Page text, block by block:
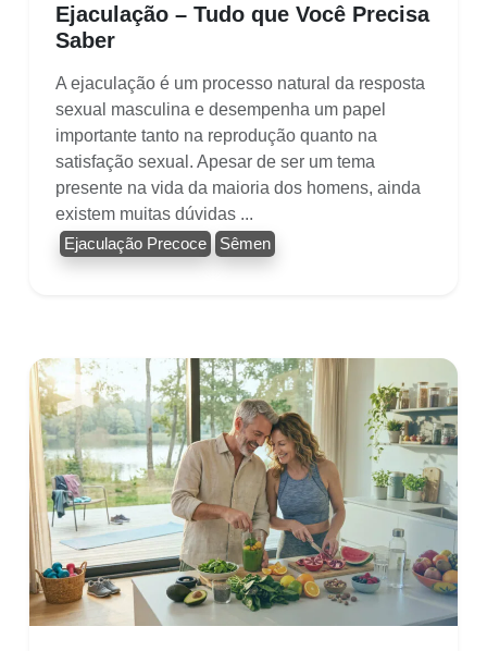
Ejaculação – Tudo que Você Precisa
Saber
A ejaculação é um processo natural da resposta
sexual masculina e desempenha um papel
importante tanto na reprodução quanto na
satisfação sexual. Apesar de ser um tema
presente na vida da maioria dos homens, ainda
existem muitas dúvidas ...
Ejaculação Precoce Sêmen